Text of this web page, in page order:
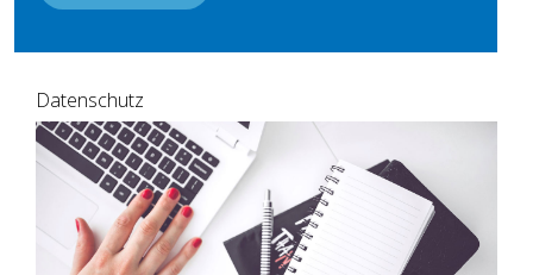
Datenschutz